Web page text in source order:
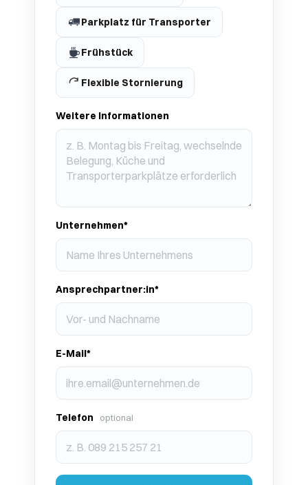
Parkplatz für Transporter
Frühstück
Flexible Stornierung
Weitere Informationen
Unternehmen*
Ansprechpartner:in*
E-Mail*
Telefon